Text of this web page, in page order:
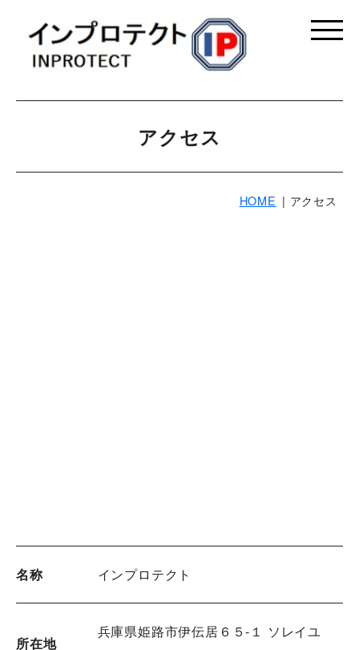
アクセス
HOME アクセス
名称 インプロテクト
所在地
兵庫県姫路市伊伝居６５-１ ソレイユ